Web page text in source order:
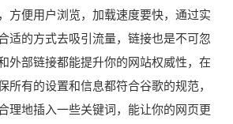
方便用户浏览，加载速度要快，通过实
适的方式去吸引流量，链接也是不可忽
外部链接都能提升你的网站权威性，在
所有的设置和信息都符合谷歌的规范，
理地插入一些关键词，能让你的网页更